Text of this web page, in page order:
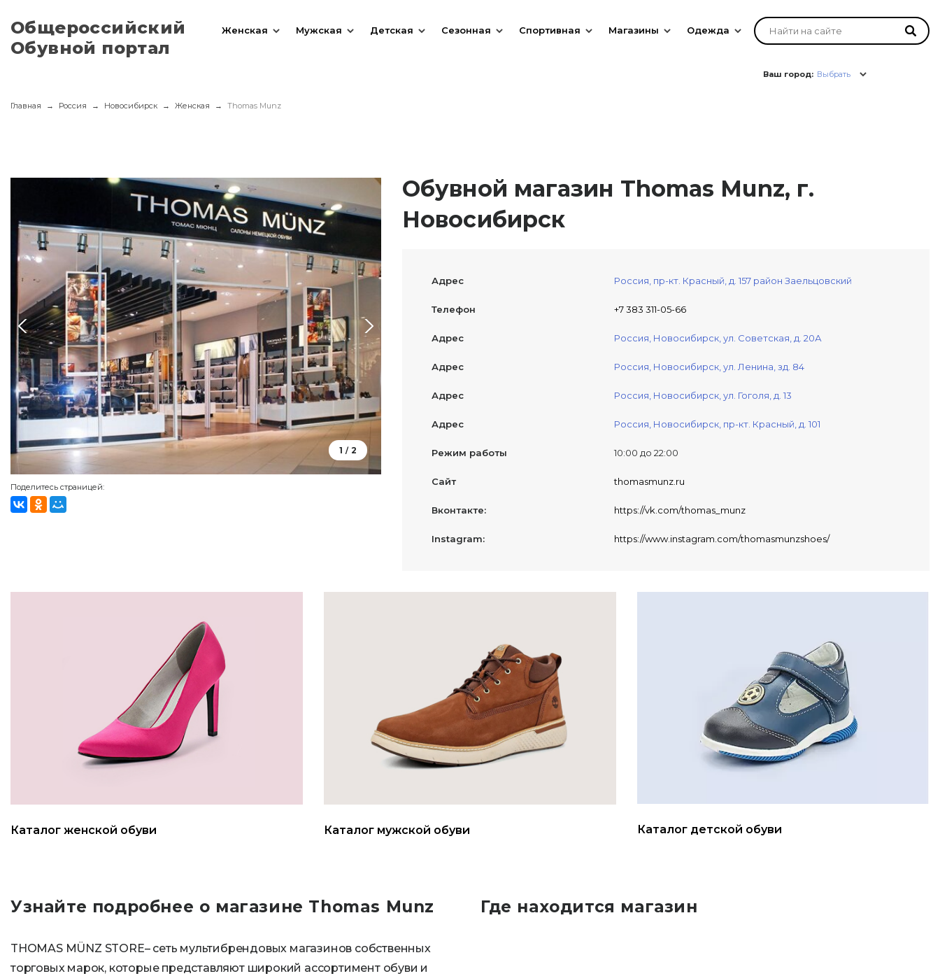
Общероссийский
Обувной портал
Женская Мужская Детская Сезонная Спортивная Магазины Одежда
Ваш город: Выбрать
Главная Россия Новосибирск Женская Thomas Munz
1 / 2
Поделитесь страницей:
Обувной магазин Thomas Munz, г.
Новосибирск
Адрес Россия, пр-кт. Красный, д. 157 район Заельцовский
Телефон +7 383 311-05-66
Адрес Россия, Новосибирск, ул. Советская, д. 20А
Адрес Россия, Новосибирск, ул. Ленина, зд. 84
Адрес Россия, Новосибирск, ул. Гоголя, д. 13
Адрес Россия, Новосибирск, пр-кт. Красный, д. 101
Режим работы 10:00 до 22:00
Сайт thomasmunz.ru
Вконтакте: https://vk.com/thomas_munz
Instagram: https://www.instagram.com/thomasmunzshoes/
Каталог женской обуви Каталог мужской обуви Каталог детской обуви
Узнайте подробнее о магазине Thomas Munz
THOMAS MÜNZ STORE– сеть мультибрендовых магазинов собственных
торговых марок, которые представляют широкий ассортимент обуви и
Где находится магазин